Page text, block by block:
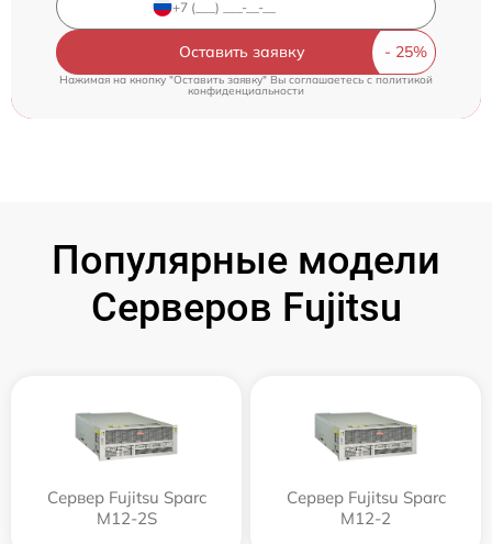
Оставить заявку
Нажимая на кнопку "Оставить заявку" Вы соглашаетесь cполитикой
конфиденциальности
Популярные модели
Серверов Fujitsu
Сервер Fujitsu Sparc
M12-2S
Сервер Fujitsu Sparc
M12-2